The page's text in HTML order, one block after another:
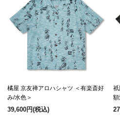
橘屋 京友禅アロハシャツ ＜有楽斎好
み/水色＞
39,600円(税込)
額